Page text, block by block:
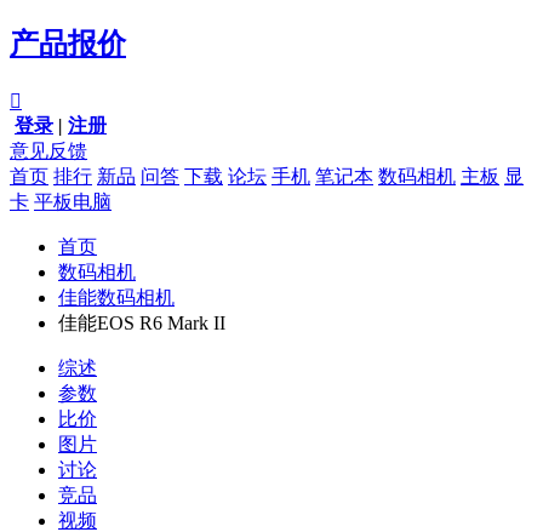
产品报价

登录 | 注册
意见反馈
首页 排行 新品 问答 下载 论坛 手机 笔记本 数码相机 主板 显
卡 平板电脑
首页
数码相机
佳能数码相机
佳能EOS R6 Mark II
综述
参数
比价
图片
讨论
竞品
视频